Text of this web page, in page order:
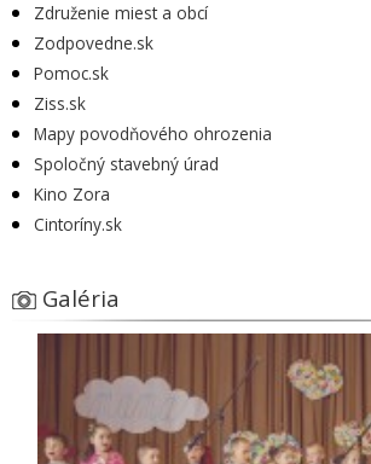
Združenie miest a obcí
Zodpovedne.sk
Pomoc.sk
Ziss.sk
Mapy povodňového ohrozenia
Spoločný stavebný úrad
Kino Zora
Cintoríny.sk
Galéria